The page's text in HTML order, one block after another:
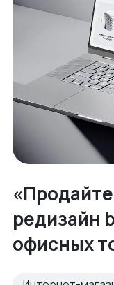
редизайн
офисных